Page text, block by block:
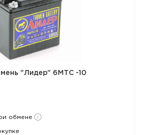
"Лидер" 6МТС -10
обмене